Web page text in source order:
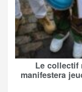
Le collectif
manifestera